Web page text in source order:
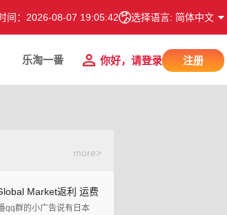
间： 2026-08-07 19:05:43 选择语言: 简体中文
乐淘一番 你好，请登录 注册
more>
Market返利 运费
qq群的小广告说有日本